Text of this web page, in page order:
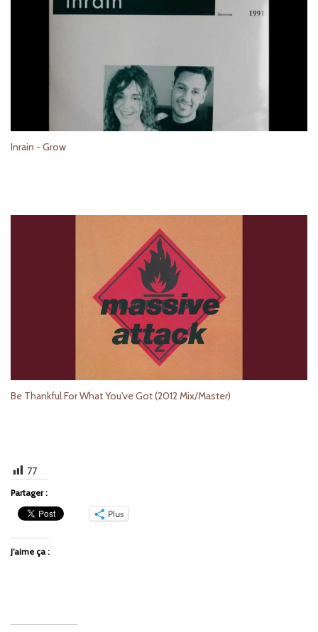
Inrain - Grow
Be Thankful For What You've Got (2012 Mix/Master)
77
Partager :
Plus
J’aime ça :